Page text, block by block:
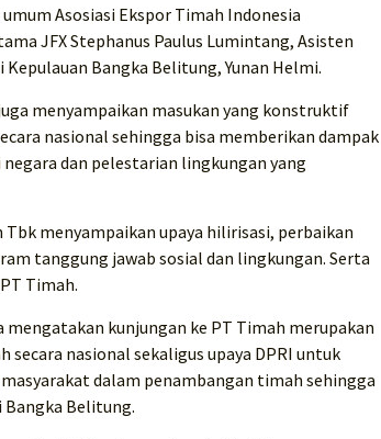
Asosiasi Ekspor Timah Indonesia
JFX Stephanus Paulus Lumintang, Asisten
Bangka Belitung, Yunan Helmi.
menyampaikan masukan yang konstruktif
nasional sehingga bisa memberikan dampak
dan pelestarian lingkungan yang
menyampaikan upaya hilirisasi, perbaikan
tanggung jawab sosial dan lingkungan. Serta
Timah.
mengatakan kunjungan ke PT Timah merupakan
nasional sekaligus upaya DPRI untuk
dalam penambangan timah sehingga
Belitung.